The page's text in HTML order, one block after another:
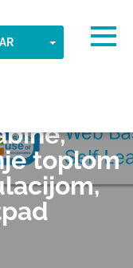
TOGGLE
toplom